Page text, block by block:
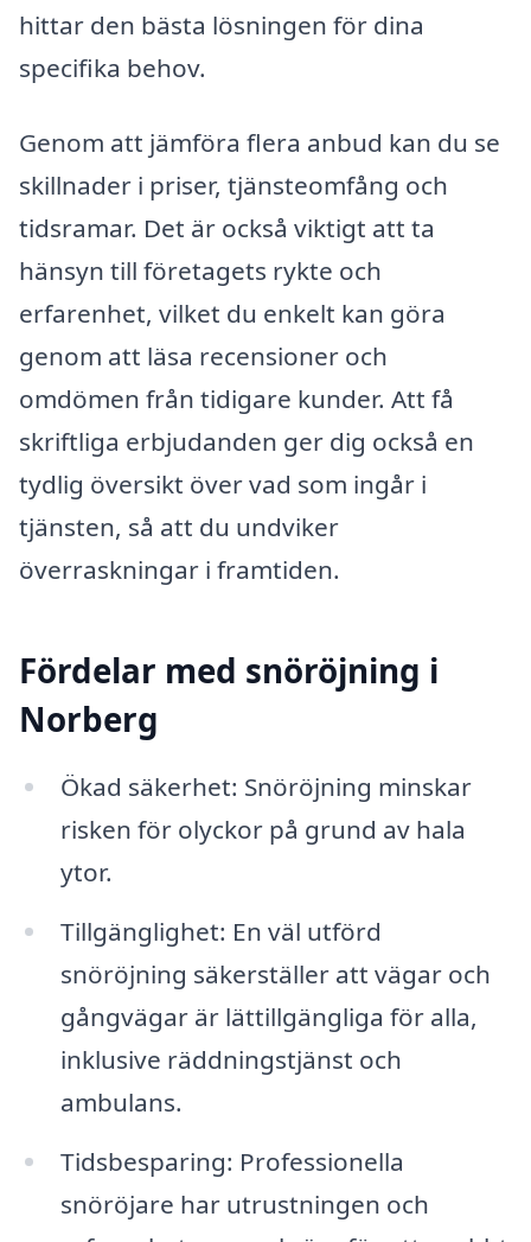
hittar den bästa lösningen för dina
specifika behov.
Genom att jämföra flera anbud kan du se
skillnader i priser, tjänsteomfång och
tidsramar. Det är också viktigt att ta
hänsyn till företagets rykte och
erfarenhet, vilket du enkelt kan göra
genom att läsa recensioner och
omdömen från tidigare kunder. Att få
skriftliga erbjudanden ger dig också en
tydlig översikt över vad som ingår i
tjänsten, så att du undviker
överraskningar i framtiden.
Fördelar med snöröjning i
Norberg
Ökad säkerhet: Snöröjning minskar
risken för olyckor på grund av hala
ytor.
Tillgänglighet: En väl utförd
snöröjning säkerställer att vägar och
gångvägar är lättillgängliga för alla,
inklusive räddningstjänst och
ambulans.
Tidsbesparing: Professionella
snöröjare har utrustningen och